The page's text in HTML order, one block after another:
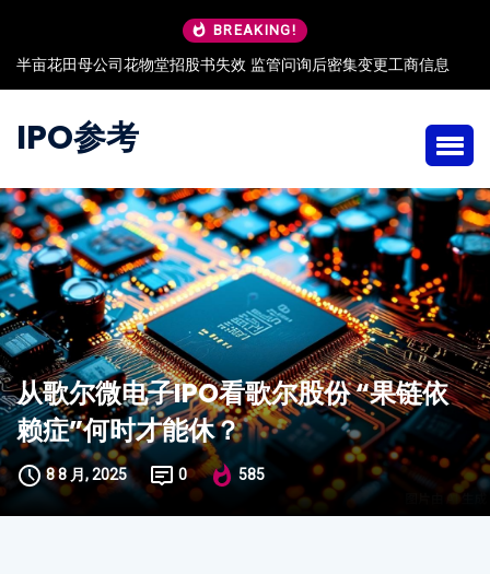
BREAKING!
半亩花田母公司花物堂招股书失效 监管问询后密集变更工商信息
IPO参考
从歌尔微电子IPO看歌尔股份 “果链依
赖症”何时才能休？
8 8 月, 2025 0 585